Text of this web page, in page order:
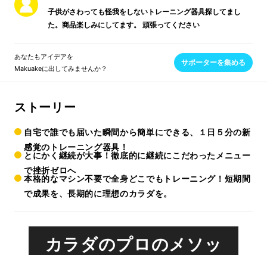
子供がさわっても怪我をしないトレーニング器具探してまし
た。商品楽しみにしてます。 頑張ってください
あなたもアイデアを
Makuakeに出してみませんか？
サポーターを集める
ストーリー
自宅で誰でも届いた瞬間から簡単にできる、１日５分の新
感覚のトレーニング器具！
とにかく継続が大事！徹底的に継続にこだわったメニュー
で挫折ゼロへ
本格的なマシン不要で全身どこでもトレーニング！短期間
で成果を、長期的に理想のカラダを。
カラダのプロのメソッ